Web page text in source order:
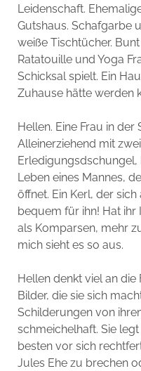
Leidenschaft.
Gutshaus. Schafgarbe
weiße Tischtücher.
Ratatouille und Yoga
Schicksal spielt. Ein
Zuhause hätte werden
Hellen. Eine Frau in der
Alleinerziehend mit
Erledigungsdschungel,
Leben eines Mannes,
öffnet. Ein Kerl, der
bequem für ihn! Hat ihr
als Komparsen, mehr
mich sieht es so aus.
Hellen denkt viel an die
Bilder, die sie sich
Schilderungen von
schmeichelhaft. Sie
besten vor sich
Jules Ehe zu brechen